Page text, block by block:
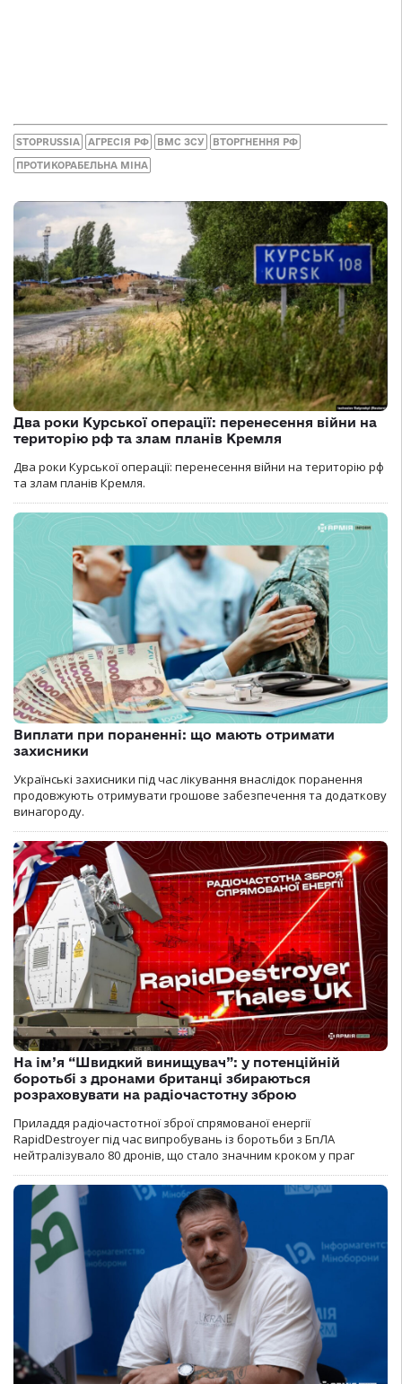
STOPRUSSIA АГРЕСІЯ РФ ВМС ЗСУ ВТОРГНЕННЯ РФ
ПРОТИКОРАБЕЛЬНА МІНА
Два роки Курської операції: перенесення війни на
територію рф та злам планів Кремля
Два роки Курської операції: перенесення війни на територію рф
та злам планів Кремля.
Виплати при пораненні: що мають отримати
захисники
Українські захисники під час лікування внаслідок поранення
продовжують отримувати грошове забезпечення та додаткову
винагороду.
На ім’я “Швидкий винищувач”: у потенційній
боротьбі з дронами британці збираються
розраховувати на радіочастотну зброю
Приладдя радіочастотної зброї спрямованої енергії
RapidDestroyer під час випробувань із боротьби з БпЛА
нейтралізувало 80 дронів, що стало значним кроком у праг